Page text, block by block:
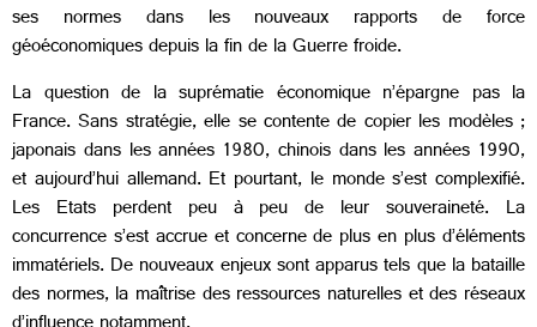
ses normes dans les nouveaux rapports de force
géoéconomiques depuis la fin de la Guerre froide.
La question de la suprématie économique n’épargne pas la
France. Sans stratégie, elle se contente de copier les modèles ;
japonais dans les années 1980, chinois dans les années 1990,
et aujourd’hui allemand. Et pourtant, le monde s’est complexifié.
Les Etats perdent peu à peu de leur souveraineté. La
concurrence s’est accrue et concerne de plus en plus d’éléments
immatériels. De nouveaux enjeux sont apparus tels que la bataille
des normes, la maîtrise des ressources naturelles et des réseaux